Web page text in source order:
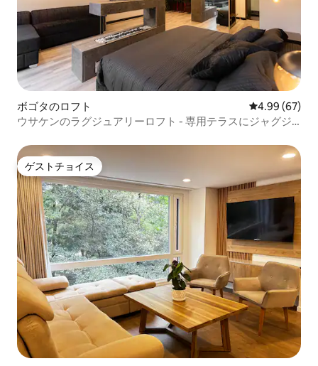
ボゴタのロフト レビュー67
4.99 (67)
ウサケンのラグジュアリーロフト - 専用テラスにジャグジ
ゲストチョイス
ゲストチョイス